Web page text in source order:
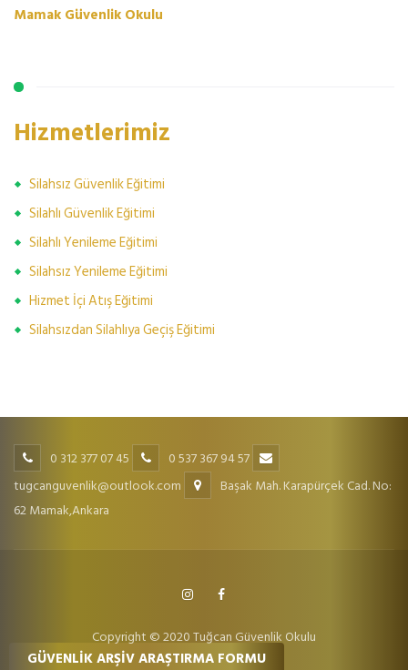
Mamak Güvenlik Okulu
Hizmetlerimiz
Silahsız Güvenlik Eğitimi
Silahlı Güvenlik Eğitimi
Silahlı Yenileme Eğitimi
Silahsız Yenileme Eğitimi
Hizmet İçi Atış Eğitimi
Silahsızdan Silahlıya Geçiş Eğitimi
GÜVENLİK ARŞİV ARAŞTIRMA FORMU
0 312 377 07 45
0 537 367 94 57
tugcanguvenlik@outlook.com
Başak Mah. Karapürçek Cad. No:
62 Mamak,Ankara
Copyright © 2020 Tuğcan Güvenlik Okulu